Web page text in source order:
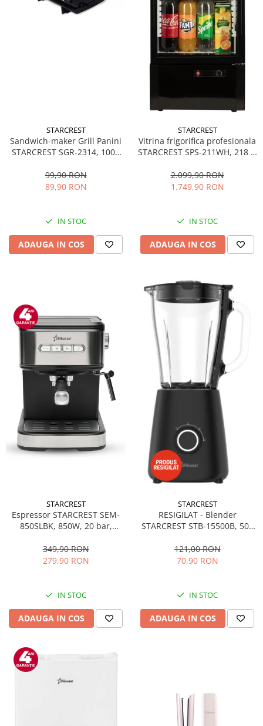
STARCREST
Sandwich-maker Grill Panini
STARCREST SGR-2314, 1000
Deschidere 180°, Suprafata
de gatire 23 x 14 cm, Negru
99,90 RON
89,90 RON
IN STOC
ADAUGA IN COS
STARCREST
Vitrina frigorifica profesionala
STARCREST SPS-211WH, 218 L,
LED, H 141 cm, Negru
2.099,90 RON
1.749,90 RON
IN STOC
ADAUGA IN COS
STARCREST
Espressor STARCREST SEM-
850SLBK, 850W, 20 bar,
dispozitiv spumare, filtru
dublu din inox, Negru/Inox
349,90 RON
279,90 RON
IN STOC
ADAUGA IN COS
STARCREST
RESIGILAT - Blender
STARCREST STB-15500B, 500
Pulse, Negru
121,00 RON
70,90 RON
IN STOC
ADAUGA IN COS